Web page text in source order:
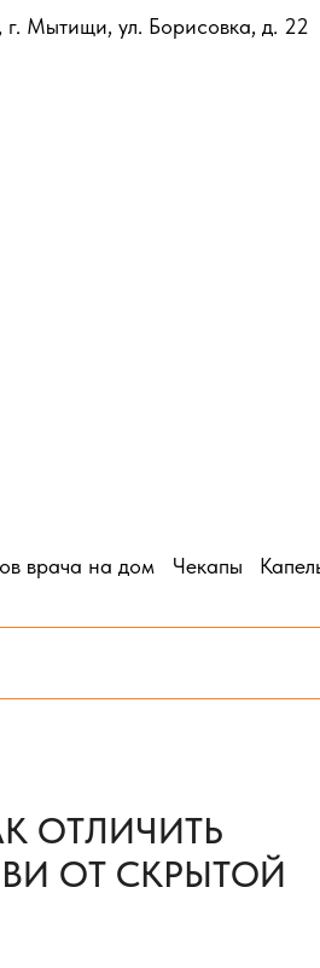
г. Мытищи, ул. Борисовка, д. 22
врача на дом Чекапы
ОТЛИЧИТЬ
ОТ СКРЫТОЙ